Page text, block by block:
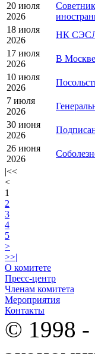
20 июля
2026
18 июля
2026
НК
17 июля
2026
В
10 июля
2026
7 июля
2026
30 июня
2026
26 июня
2026
|<<
<
1
2
3
4
5
>
>>|
О комитете
Пресс-центр
Членам комитета
Мероприятия
Контакты
© 1998 -